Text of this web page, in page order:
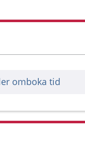
omboka tid